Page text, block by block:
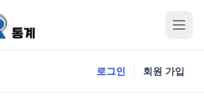
로그인 회원 가입